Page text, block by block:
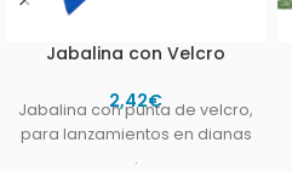
Jabalina con Velcro
2,42€
Jabalina con punta de velcro,
para lanzamientos en dianas
.